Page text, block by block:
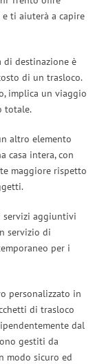
ti aiuterà a capire
di destinazione è
di un trasloco.
implica un viaggio
totale.
altro elemento
casa intera, con
maggiore rispetto
servizi aggiuntivi
servizio di
per i
personalizzato in
di trasloco
dal
gestiti da
modo sicuro ed